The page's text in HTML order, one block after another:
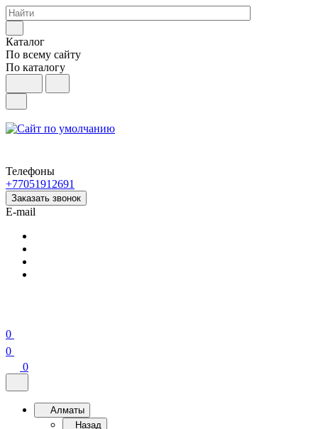
Каталог
По всему сайту
По каталогу
Телефоны
+77051912691
Заказать звонок
E-mail
0
0
0
Алматы
Назад